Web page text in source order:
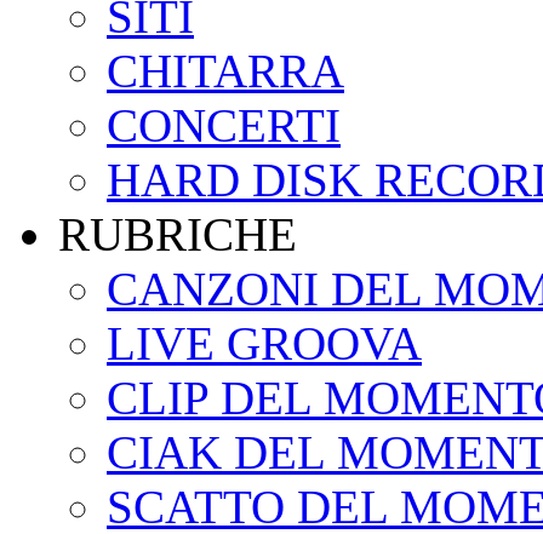
SITI
CHITARRA
CONCERTI
HARD DISK
RUBRICHE
CANZONI DEL
LIVE GROOVA
CLIP DEL
CIAK DEL
SCATTO DEL